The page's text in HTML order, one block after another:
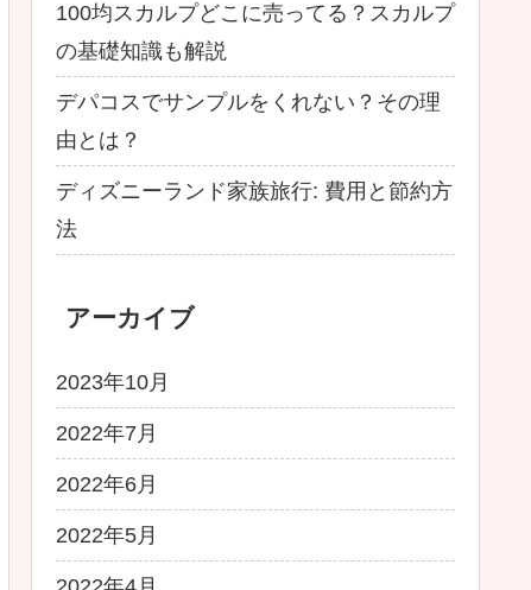
100均スカルプどこに売ってる？スカルプ
の基礎知識も解説
デパコスでサンプルをくれない？その理
由とは？
ディズニーランド家族旅行: 費用と節約方
法
アーカイブ
2023年10月
2022年7月
2022年6月
2022年5月